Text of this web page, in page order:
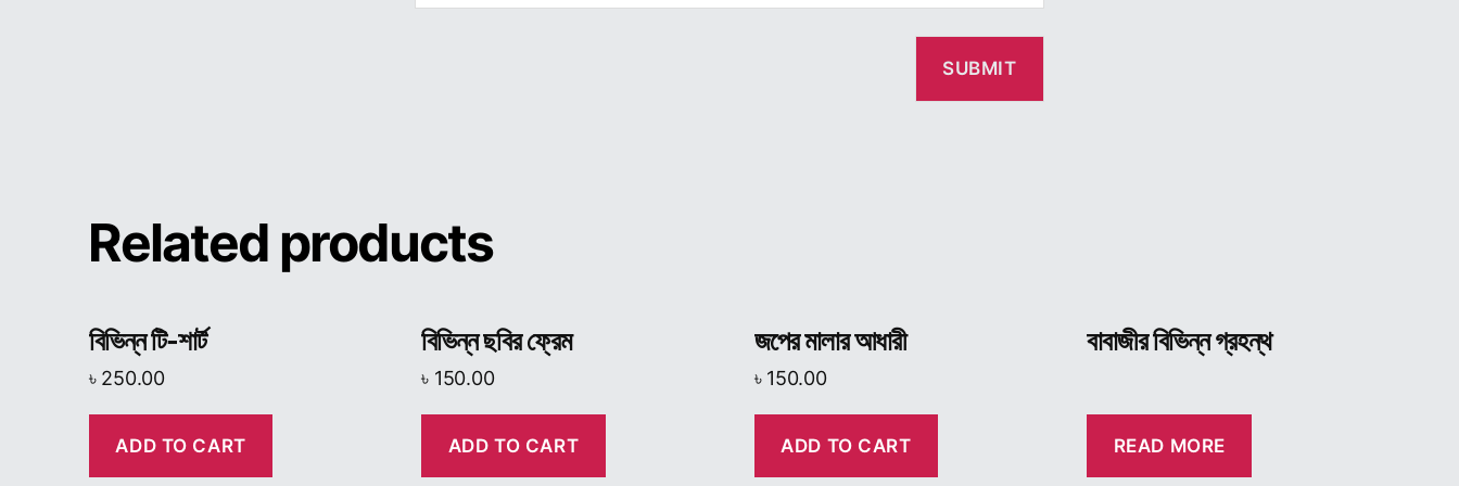
Related products
বিভিন্ন টি-শার্ট
৳ 250.00
ADD TO CART
বিভিন্ন ছবির ফ্রেম
৳ 150.00
ADD TO CART
জপের মালার আধারী
৳ 150.00
ADD TO CART
বাবাজীর বিভিন্ন গ্রহন্থ
READ MORE